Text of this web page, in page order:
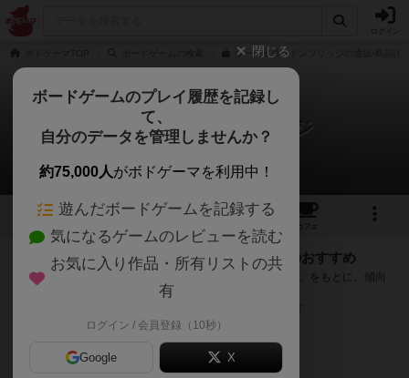
オールドロンドンブリッジの通販/商品詳
オールドロンドンブリッジ
次のおすすめボードゲーム
11 1 6
カフェ
『オールドロンドンブリッジ』が好きな方へのおすすめ
このゲームのトップページで投票された「プレイ感の評価」をもとに、傾向
が近いボードゲームをランキング形式で紹介します。
閉じる
ボードゲームのプレイ履歴を記録し
て、
自分のデータを管理しませんか？
約75,000人がボドゲーマを利用中！
遊んだボードゲームを記録する
気になるゲームのレビューを読む
お気に入り作品・所有リストの共
有
ログイン / 会員登録（10秒）
Google X